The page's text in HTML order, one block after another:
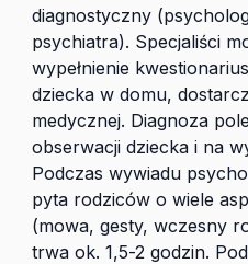
diagnostyczny
psychiatra). Specjaliści
wypełnienie
dziecka w domu,
medycznej. Diagnoza
obserwacji dziecka i na
Podczas wywiadu
pyta rodziców o wiele
(mowa, gesty, wczesny
trwa ok. 1,5-2 godzin.